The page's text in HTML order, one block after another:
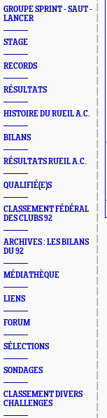
GROUPE SPRINT - SAUT -
LANCER
STAGE
RECORDS
RÉSULTATS
HISTOIRE DU RUEIL A.C.
BILANS
RÉSULTATS RUEIL A.C.
QUALIFIÉ(E)S
CLASSEMENT FÉDÉRAL
DES CLUBS 92
ARCHIVES : LES BILANS
DU 92
MÉDIATHÈQUE
LIENS
FORUM
SÉLECTIONS
SONDAGES
CLASSEMENT DIVERS
CHALLENGES